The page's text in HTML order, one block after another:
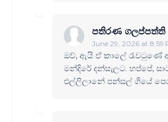
පතිරණ ගලප්පත්ති
June 29, 2026 at 8:59
ඔව්, ඇයි ඒ කාලේ රැවටුණේ
මන්දිරේ දන්සැලට. හප්පේ,
එල්ලිලානේ පන්සල් ගියේ